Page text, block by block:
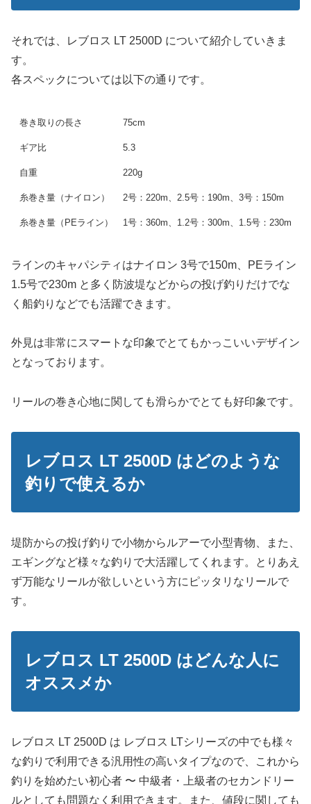
それでは、レブロス LT 2500D について紹介していきま
す。
各スペックについては以下の通りです。
巻き取りの長さ 75cm
ギア比 5.3
自重 220g
糸巻き量（ナイロン） 2号：220m、2.5号：190m、3号：150m
糸巻き量（PEライン） 1号：360m、1.2号：300m、1.5号：230m
ラインのキャパシティはナイロン 3号で150m、PEライン
1.5号で230m と多く防波堤などからの投げ釣りだけでな
く船釣りなどでも活躍できます。
外見は非常にスマートな印象でとてもかっこいいデザイン
となっております。
リールの巻き心地に関しても滑らかでとても好印象です。
レブロス LT 2500D はどのような
釣りで使えるか
堤防からの投げ釣りで小物からルアーで小型青物、また、
エギングなど様々な釣りで大活躍してくれます。とりあえ
ず万能なリールが欲しいという方にピッタリなリールで
す。
レブロス LT 2500D はどんな人に
オススメか
レブロス LT 2500D は レブロス LTシリーズの中でも様々
な釣りで利用できる汎用性の高いタイプなので、これから
釣りを始めたい初心者 〜 中級者・上級者のセカンドリー
ルとしても問題なく利用できます。また、値段に関しても